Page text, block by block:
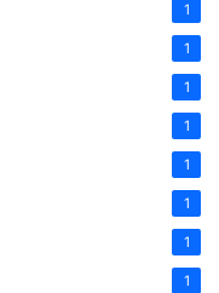
1
1
1
1
1
1
1
1